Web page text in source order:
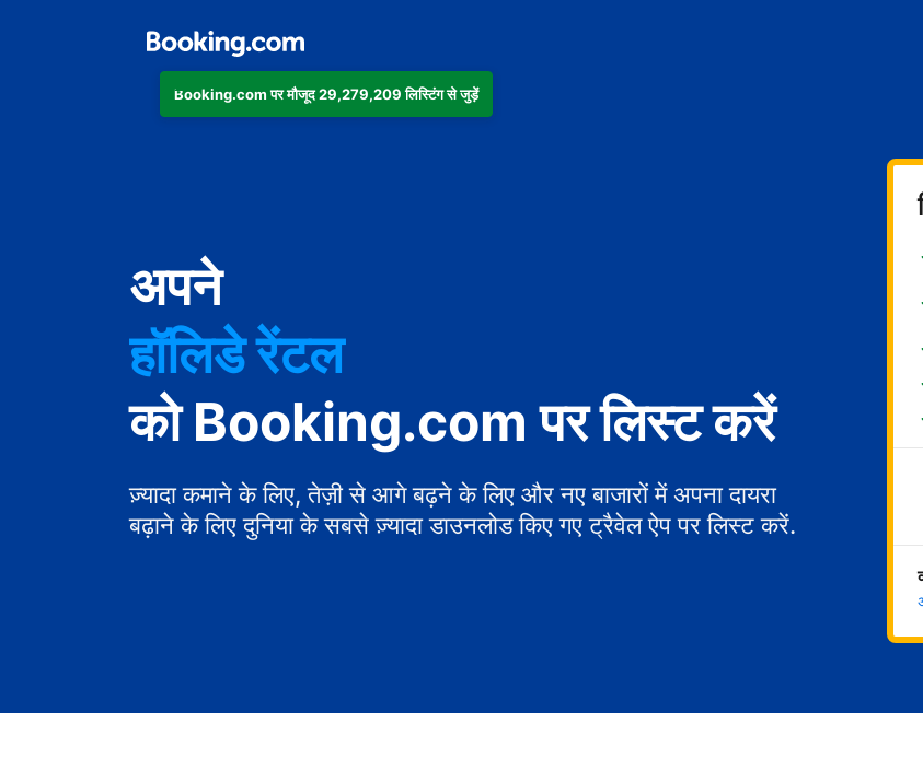
Booking.com पर मौजूद 29,279,209 लिस्टिंग से जुड़ें
अपने
होटल
हॉलिडे रेंटल
गेस्ट हाउस
बेड एंड ब्रेकफ़ास्ट
को Booking.com पर लिस्ट करें
ज़्यादा कमाने के लिए, तेज़ी से आगे बढ़ने के लिए और नए बाजारों में अपना दायरा
बढ़ाने के लिए दुनिया के सबसे ज़्यादा डाउनलोड किए गए ट्रैवेल ऐप पर लिस्ट करें.